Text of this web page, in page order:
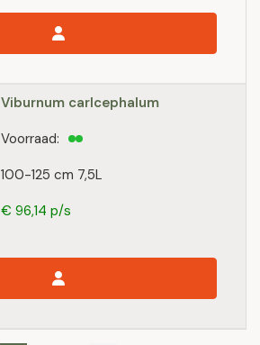
Viburnum carlcephalum
100-125 cm 7,5L
Voorraad:
€ 96,14 p/s